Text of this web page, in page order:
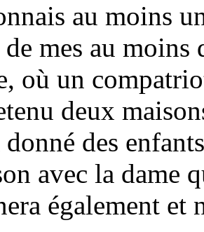
au moins
mes au moins
où un
deux
des
avec la dame
également et